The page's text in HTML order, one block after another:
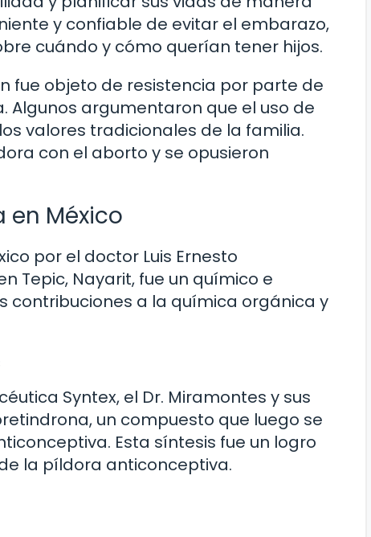
y confiable de evitar el embarazo,
cuándo y cómo querían tener hijos.
fue objeto de resistencia por parte de
argumentaron que el uso de
valores tradicionales de la familia.
con el aborto y se opusieron
México
por el doctor Luis Ernesto
Tepic, Nayarit, fue un químico e
contribuciones a la química orgánica y
Syntex, el Dr. Miramontes y sus
un compuesto que luego se
Esta síntesis fue un logro
la píldora anticonceptiva.